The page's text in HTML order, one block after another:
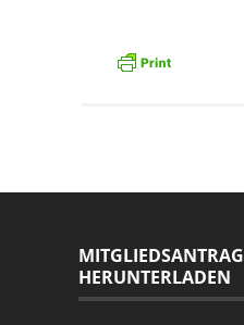
MITGLIEDSANTRAG
HERUNTERLADEN